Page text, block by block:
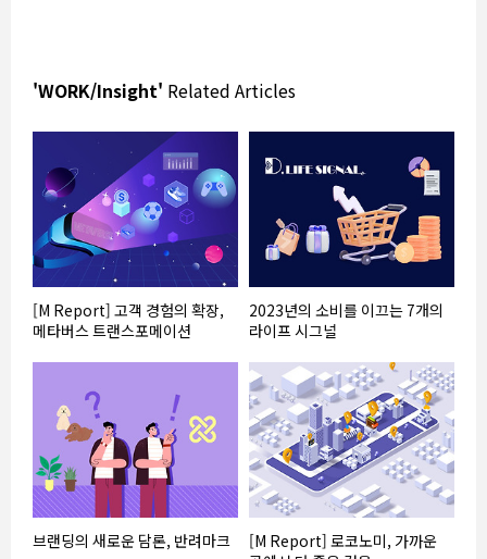
'WORK/Insight' Related Articles
[M Report] 고객 경험의 확장,
메타버스 트랜스포메이션
2023년의 소비를 이끄는 7개의
라이프 시그널
브랜딩의 새로운 담론, 반려마크
[M Report] 로코노미, 가까운